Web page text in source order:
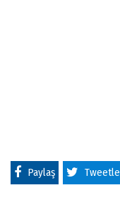
Paylaş Tweetle